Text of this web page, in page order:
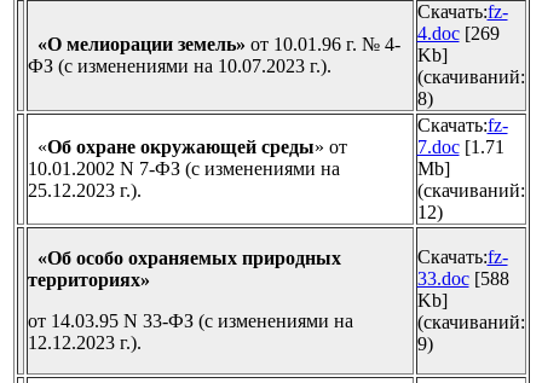
«О мелиорации земель» от 10.01.96 г. № 4-
ФЗ (с изменениями на 10.07.2023 г.).
Скачать:fz-
4.doc[269
Kb]
(cкачиваний:
8)
«Об охране окружающей среды» от
10.01.2002 N 7-ФЗ (с изменениями на
25.12.2023 г.).
Скачать:fz-
7.doc[1.71
Mb]
(cкачиваний:
12)
«Об особо охраняемых природных
территориях»
от 14.03.95 N 33-ФЗ (с изменениями на
12.12.2023 г.).
Скачать:fz-
33.doc[588
Kb]
(cкачиваний:
9)